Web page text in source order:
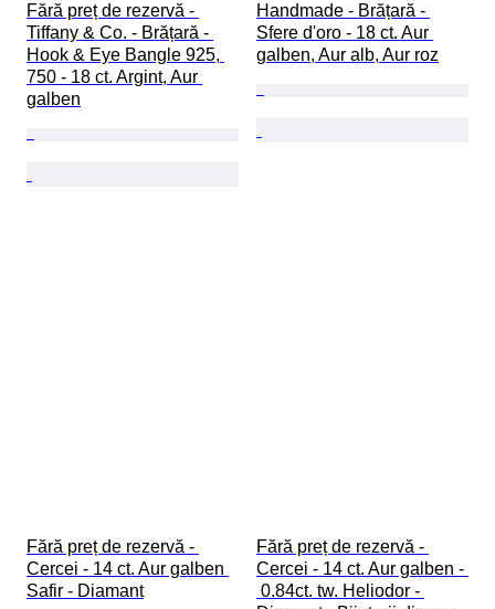
Fără preț de rezervă -
Tiffany & Co. - Brățară -
Hook & Eye Bangle 925,
750 - 18 ct. Argint, Aur
galben
Handmade - Brățară -
Sfere d'oro - 18 ct. Aur
galben, Aur alb, Aur roz
Fără preț de rezervă -
Cercei - 14 ct. Aur galben
Safir - Diamant
Fără preț de rezervă -
Cercei - 14 ct. Aur galben -
0.84ct. tw. Heliodor -